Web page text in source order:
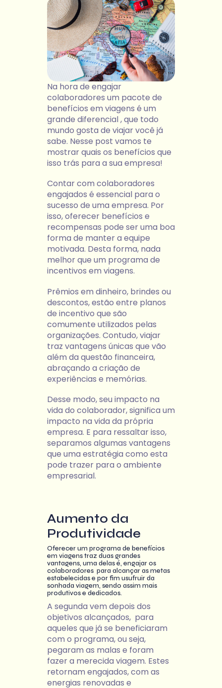
Na hora de engajar
colaboradores um pacote de
benefícios em viagens é um
grande diferencial , que todo
mundo gosta de viajar você já
sabe. Nesse post vamos te
mostrar quais os benefícios que
isso trás para a sua empresa!
Contar com colaboradores
engajados é essencial para o
sucesso de uma empresa. Por
isso, oferecer benefícios e
recompensas pode ser uma boa
forma de manter a equipe
motivada. Desta forma, nada
melhor que um programa de
incentivos em viagens.
Prêmios em dinheiro, brindes ou
descontos, estão entre planos
de incentivo que são
comumente utilizados pelas
organizações. Contudo, viajar
traz vantagens únicas que vão
além da questão financeira,
abraçando a criação de
experiências e memórias.
Desse modo, seu impacto na
vida do colaborador, significa um
impacto na vida da própria
empresa. E para ressaltar isso,
separamos algumas vantagens
que uma estratégia como esta
pode trazer para o ambiente
empresarial.
Aumento da
Produtividade
Oferecer um programa de benefícios
em viagens traz duas grandes
vantagens, uma delas é, engajar os
colaboradores para alcançar as metas
estabelecidas e por fim usufruir da
sonhada viagem, sendo assim mais
produtivos e dedicados.
A segunda vem depois dos
objetivos alcançados, para
aqueles que já se beneficiaram
com o programa, ou seja,
pegaram as malas e foram
fazer a merecida viagem. Estes
retornam engajados, com as
energias renovadas e